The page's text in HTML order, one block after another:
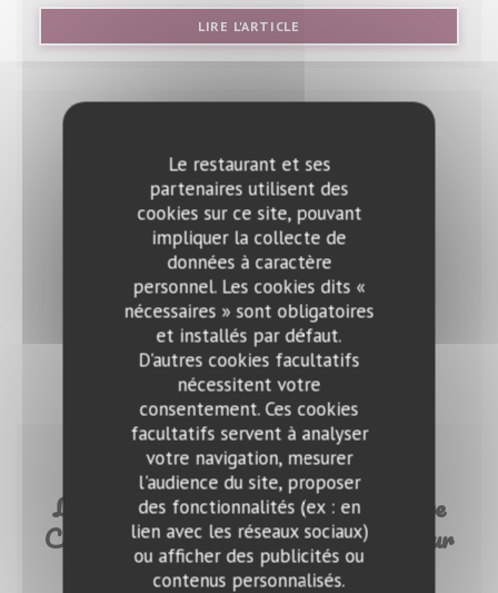
Le restaurant et ses
partenaires utilisent des
cookies sur ce site, pouvant
impliquer la collecte de
données à caractère
personnel. Les cookies dits «
nécessaires » sont obligatoires
et installés par défaut.
D'autres cookies facultatifs
nécessitent votre
consentement. Ces cookies
facultatifs servent à analyser
votre navigation, mesurer
l'audience du site, proposer
des fonctionnalités (ex : en
lien avec les réseaux sociaux)
ou afficher des publicités ou
contenus personnalisés.
LIRE L'ARTICLE
29/01/2018
Le Tour des Cartes 2017 :"Meilleure
Carte des Vins, catégorie bistrot" pour
le Petit Sommelier !